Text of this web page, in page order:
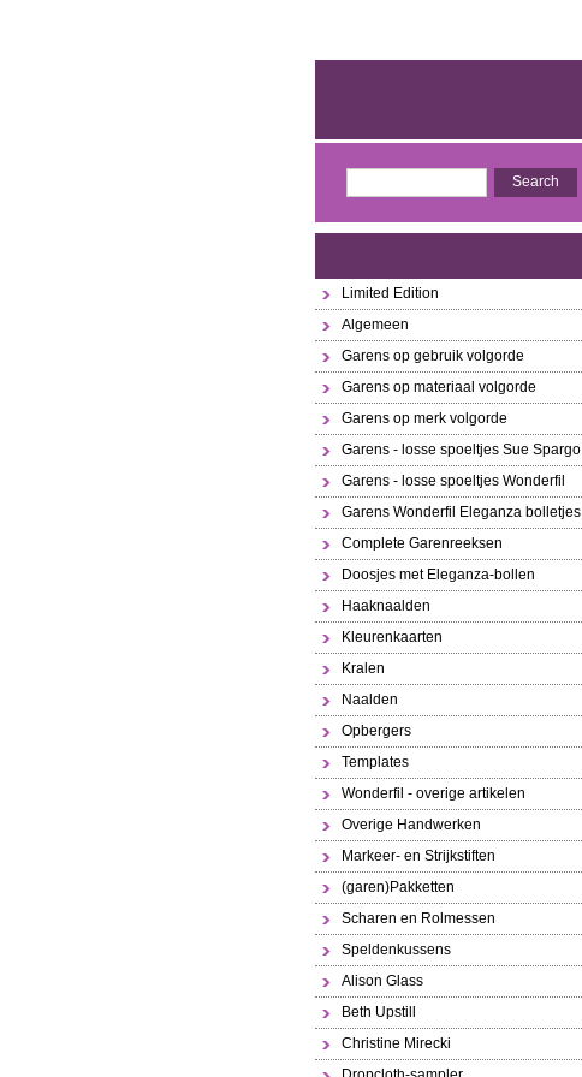
Limited Edition
Algemeen
Garens op gebruik volgorde
Garens op materiaal volgorde
Garens op merk volgorde
Garens - losse spoeltjes Sue Spargo
Garens - losse spoeltjes Wonderfil
Garens Wonderfil Eleganza bolletjes
Complete Garenreeksen
Doosjes met Eleganza-bollen
Haaknaalden
Kleurenkaarten
Kralen
Naalden
Opbergers
Templates
Wonderfil - overige artikelen
Overige Handwerken
Markeer- en Strijkstiften
(garen)Pakketten
Scharen en Rolmessen
Speldenkussens
Alison Glass
Beth Upstill
Christine Mirecki